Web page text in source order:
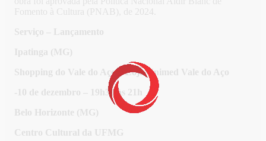
Fomento à Cultura (PNAB), de 2024.
Serviço – Lançamento
Ipatinga (MG)
Shopping do Vale do Aço – Loja Unimed Vale do Aço
-10 de dezembro – 19h30 às 21h
Belo Horizonte (MG)
Centro Cultural da UFMG